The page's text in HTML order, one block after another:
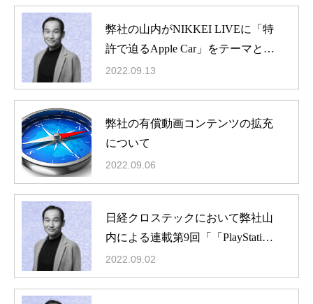
弊社の山内がNIKKEI LIVEに「特
許で迫るApple Car」をテーマとし
て出演
2022.09.13
弊社の有償動画コンテンツの拡充
について
2022.09.06
日経クロステックにおいて弊社山
内による連載第9回「「PlayStation
VR」の訴求力を最大化するソニ
ーグループの戦略」掲載
2022.09.02